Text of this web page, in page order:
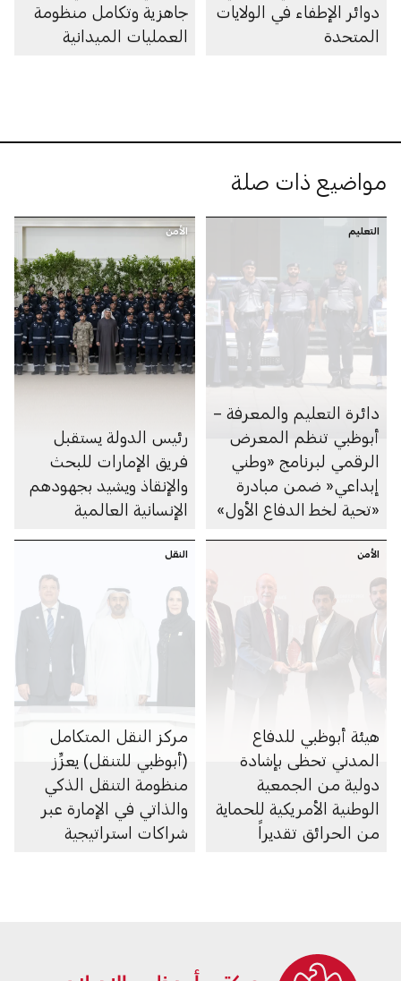
دوائر الإطفاء في الولايات
المتحدة
جاهزية وتكامل منظومة
العمليات الميدانية
مواضيع ذات صلة
التعليم
دائرة التعليم والمعرفة –
أبوظبي تنظم المعرض
الرقمي لبرنامج «وطني
إبداعي« ضمن مبادرة
«تحية لخط الدفاع الأول»
الأمن
رئيس الدولة يستقبل
فريق الإمارات للبحث
والإنقاذ ويشيد بجهودهم
الإنسانية العالمية
الأمن
هيئة أبوظبي للدفاع
المدني تحظى بإشادة
دولية من الجمعية
الوطنية الأمريكية للحماية
من الحرائق تقديراً
النقل
مركز النقل المتكامل
(أبوظبي للتنقل) يعزِّز
منظومة التنقل الذكي
والذاتي في الإمارة عبر
شراكات استراتيجية